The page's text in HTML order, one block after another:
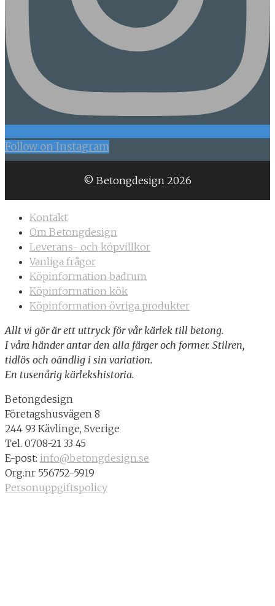
Follow on Instagram
© Betongdesign 2026
Kontakt
Om Betongdesign
Leverans- och köpvillkor
Vanliga frågor
Köpinformation badrum
Köpinformation kök
Köpinformation övriga produkter
Allt vi gör är ett uttryck för vår kärlek till betong.
I våra händer antar den alla färger och former. Stilren,
tidlös och oändlig i sin variation.
En tusenårig kärlekshistoria.
Betongdesign
Företagshusvägen 8
244 93 Kävlinge, Sverige
Tel. 0708-21 33 45
E-post: info@betongdesign.se
Org.nr 556752-5919
Personuppgiftspolicy